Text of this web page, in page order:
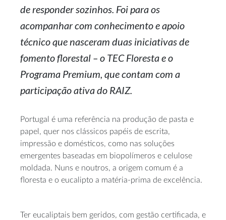
de responder sozinhos. Foi para os
acompanhar com conhecimento e apoio
técnico que nasceram duas iniciativas de
fomento florestal – o TEC Floresta e o
Programa Premium, que contam com a
participação ativa do RAIZ.
Portugal é uma referência na produção de pasta e
papel, quer nos clássicos papéis de escrita,
impressão e domésticos, como nas soluções
emergentes baseadas em biopolímeros e celulose
moldada. Nuns e noutros, a origem comum é a
floresta e o eucalipto a matéria-prima de excelência.
Ter eucaliptais bem geridos, com gestão certificada, e